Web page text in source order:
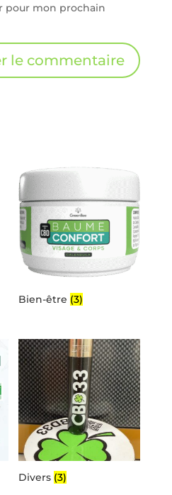
pour mon prochain
Bien-être (3)
Divers (3)